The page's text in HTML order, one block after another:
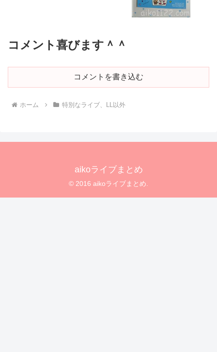
コメント喜びます＾＾
コメントを書き込む
ホーム 特別なライブ、LL以外
aikoライブまとめ
© 2016 aikoライブまとめ.